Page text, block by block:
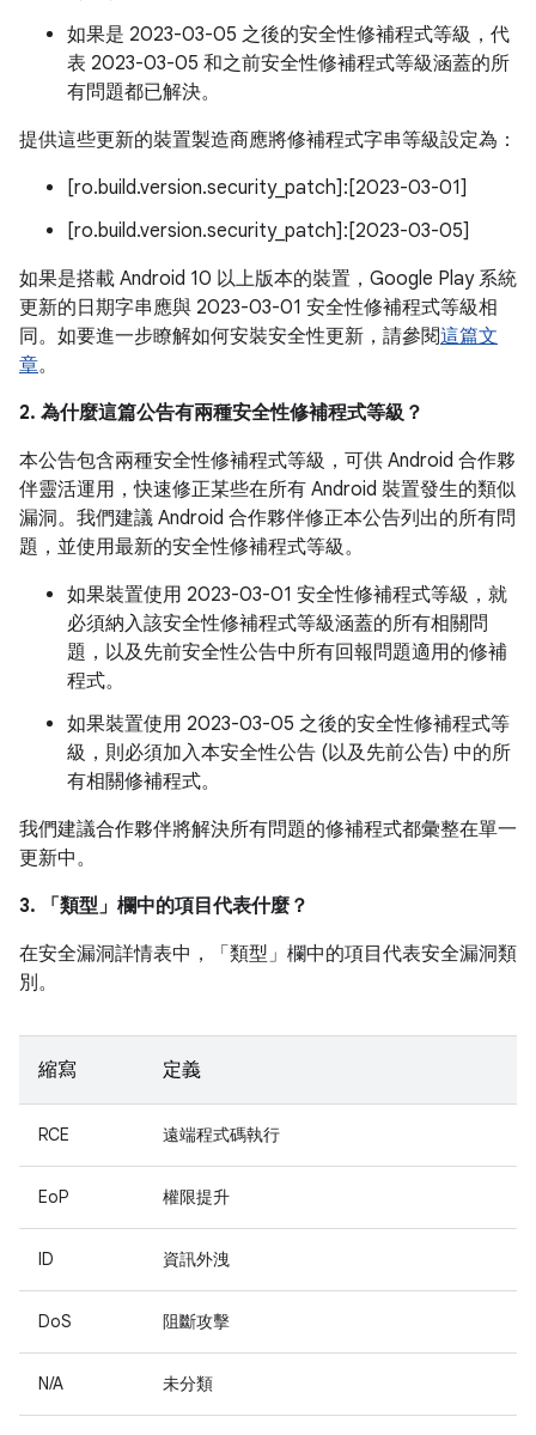
如果是 2023-03-05 之後的安全性修補程式等級，代
表 2023-03-05 和之前安全性修補程式等級涵蓋的所
有問題都已解決。
提供這些更新的裝置製造商應將修補程式字串等級設定為：
[ro.build.version.security_patch]:[2023-03-01]
[ro.build.version.security_patch]:[2023-03-05]
如果是搭載 Android 10 以上版本的裝置，Google Play 系統
更新的日期字串應與 2023-03-01 安全性修補程式等級相
同。如要進一步瞭解如何安裝安全性更新，請參閱這篇文
章。
2. 為什麼這篇公告有兩種安全性修補程式等級？
本公告包含兩種安全性修補程式等級，可供 Android 合作夥
伴靈活運用，快速修正某些在所有 Android 裝置發生的類似
漏洞。我們建議 Android 合作夥伴修正本公告列出的所有問
題，並使用最新的安全性修補程式等級。
如果裝置使用 2023-03-01 安全性修補程式等級，就
必須納入該安全性修補程式等級涵蓋的所有相關問
題，以及先前安全性公告中所有回報問題適用的修補
程式。
如果裝置使用 2023-03-05 之後的安全性修補程式等
級，則必須加入本安全性公告 (以及先前公告) 中的所
有相關修補程式。
我們建議合作夥伴將解決所有問題的修補程式都彙整在單一
更新中。
3. 「類型」 欄中的項目代表什麼？
在安全漏洞詳情表中，「類型」 欄中的項目代表安全漏洞類
別。
縮寫 定義
RCE 遠端程式碼執行
EoP 權限提升
ID 資訊外洩
DoS 阻斷攻擊
N/A 未分類